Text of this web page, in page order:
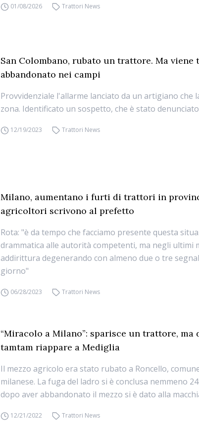
01/08/2026 Trattori News
San Colombano, rubato un trattore. Ma viene
abbandonato nei campi
Provvidenziale l'allarme lanciato da un artigiano che
zona. Identificato un sospetto, che è stato denunciato
12/19/2023 Trattori News
Milano, aumentano i furti di trattori in
agricoltori scrivono al prefetto
Rota: "è da tempo che facciamo presente questa
drammatica alle autorità competenti, ma negli ultimi
addirittura degenerando con almeno due o tre
giorno"
06/28/2023 Trattori News
“Miracolo a Milano”: sparisce un trattore, ma
tamtam riappare a Mediglia
Il mezzo agricolo era stato rubato a Roncello,
milanese. La fuga del ladro si è conclusa nemmeno
dopo aver abbandonato il mezzo si è dato alla
12/21/2022 Trattori News